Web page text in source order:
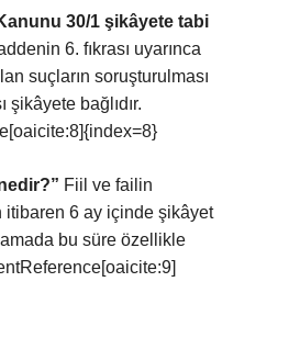
30/1 şikâyete tabi
6. fıkrası uyarınca
suçların soruşturulması
şikâyete bağlıdır.
Fiil ve failin
6 ay içinde şikâyet
bu süre özellikle